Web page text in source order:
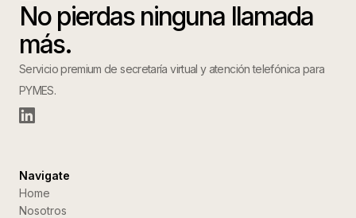
No pierdas ninguna llamada
más.
Servicio premium de secretaría virtual y atención telefónica para
PYMES.
Navigate
Home
Nosotros